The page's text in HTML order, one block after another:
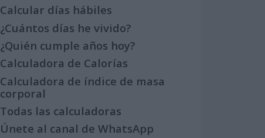
Calcular días hábiles
¿Cuántos días he vivido?
¿Quién cumple años hoy?
Calculadora de Calorías
Calculadora de índice de masa
corporal
Todas las calculadoras
Únete al canal de WhatsApp